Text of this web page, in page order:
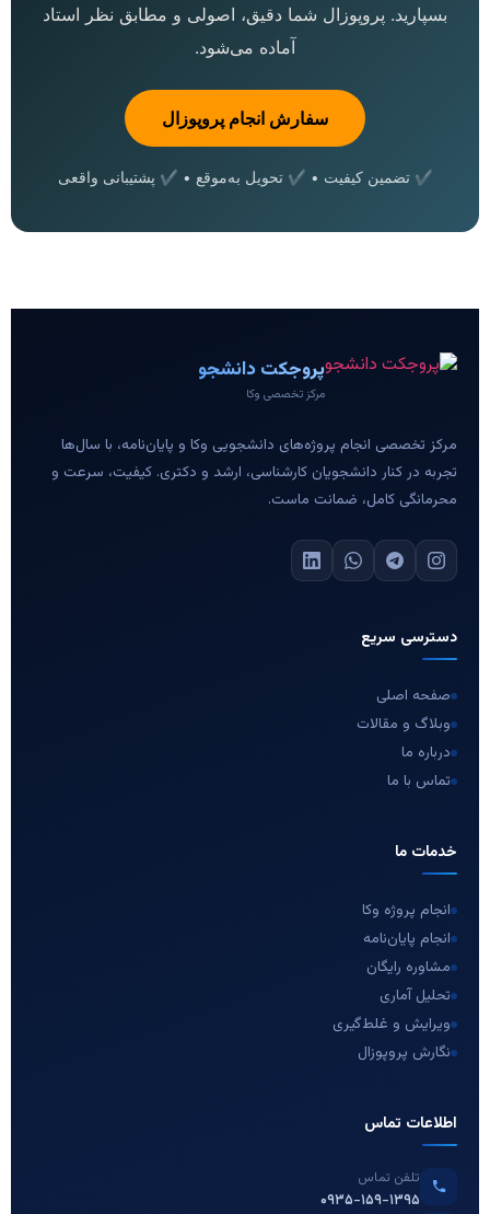
بسپارید. پروپوزال شما دقیق، اصولی و مطابق نظر استاد
آماده می‌شود.
سفارش انجام پروپوزال
✔ تضمین کیفیت • ✔ تحویل به‌موقع • ✔ پشتیبانی واقعی
پروجکت دانشجو
مرکز تخصصی وکا
مرکز تخصصی انجام پروژه‌های دانشجویی وکا و پایان‌نامه، با سال‌ها
تجربه در کنار دانشجویان کارشناسی، ارشد و دکتری. کیفیت، سرعت و
محرمانگی کامل، ضمانت ماست.
دسترسی سریع
صفحه اصلی
وبلاگ و مقالات
درباره ما
تماس با ما
خدمات ما
انجام پروژه وکا
انجام پایان‌نامه
مشاوره رایگان
تحلیل آماری
ویرایش و غلط‌گیری
نگارش پروپوزال
اطلاعات تماس
تلفن تماس
۰۹۳۵-۱۵۹-۱۳۹۵